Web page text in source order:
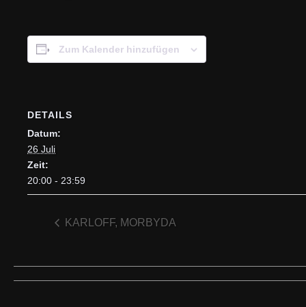
Zum Kalender hinzufügen
DETAILS
Datum:
26 Juli
Zeit:
20:00 - 23:59
KARLOFF, MORBYDA